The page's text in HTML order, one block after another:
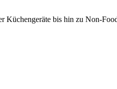
Küchengeräte bis hin zu Non-